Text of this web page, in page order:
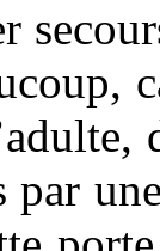
par